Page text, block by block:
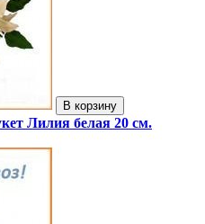
В корзину
Лилия белая 20 см.